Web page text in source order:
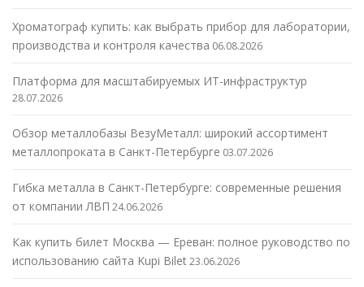
Хроматограф купить: как выбрать прибор для лаборатории,
производства и контроля качества 06.08.2026
Платформа для масштабируемых ИТ-инфраструктур
28.07.2026
Обзор металлобазы ВезуМеталл: широкий ассортимент
металлопроката в Санкт-Петербурге 03.07.2026
Гибка металла в Санкт-Петербурге: современные решения
от компании ЛВП 24.06.2026
Как купить билет Москва — Ереван: полное руководство по
использованию сайта Kupi Bilet23.06.2026